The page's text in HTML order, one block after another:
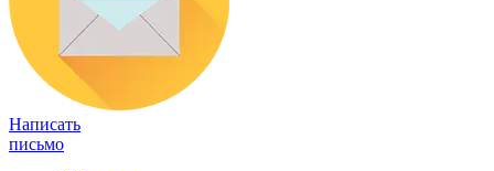
Написать
письмо